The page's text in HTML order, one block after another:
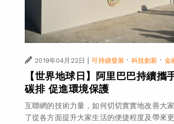
2019年04月22日 | 可持續發展 · 科技創新 · 金
【世界地球日】阿里巴巴持續攜
碳排 促進環境保護
互聯網的技術力量，如何切切實實地改善大
了從各方面提升大家生活的便捷程度及帶來